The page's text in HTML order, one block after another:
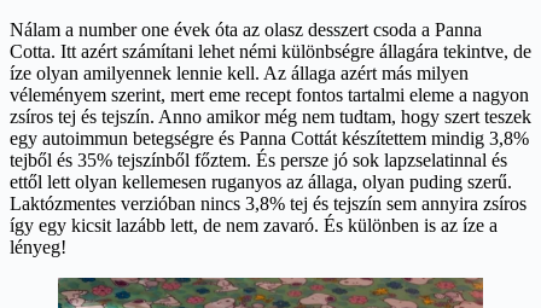
Nálam a number one évek óta az olasz desszert csoda a Panna
Cotta. Itt azért számítani lehet némi különbségre állagára tekintve, de
íze olyan amilyennek lennie kell. Az állaga azért más milyen
véleményem szerint, mert eme recept fontos tartalmi eleme a nagyon
zsíros tej és tejszín. Anno amikor még nem tudtam, hogy szert teszek
egy autoimmun betegségre és Panna Cottát készítettem mindig 3,8%
tejből és 35% tejszínből főztem. És persze jó sok lapzselatinnal és
ettől lett olyan kellemesen ruganyos az állaga, olyan puding szerű.
Laktózmentes verzióban nincs 3,8% tej és tejszín sem annyira zsíros
így egy kicsit lazább lett, de nem zavaró. És különben is az íze a
lényeg!